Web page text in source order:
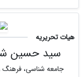
هیات تحریریه
سید حسین
جامعه شناسی، فرهنگ